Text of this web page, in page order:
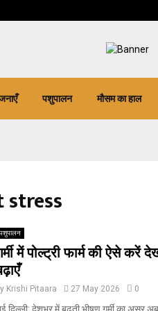
पशुपालन मौसम का हाल
पशुपालन
में पोल्ट्री फार्म की ऐसे
Krishi Pitaara 27 May 2026 0